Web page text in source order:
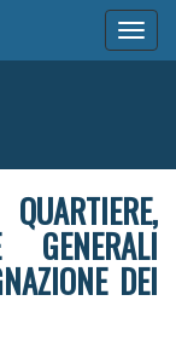
GENERALI
DEI